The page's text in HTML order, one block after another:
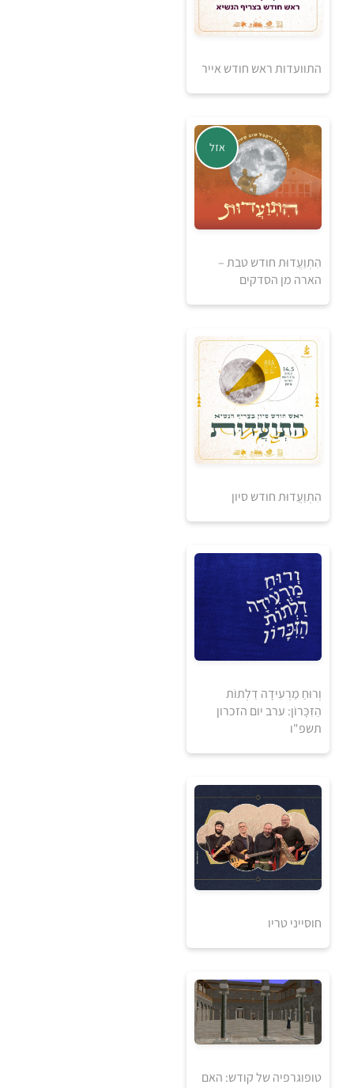
50
למידע ולרכישה
50
₪
למידע ולרכישה
התוועדות ראש חודש אייר
אזל
הִתְוַעֲדוּת חודש טבת –
הארה מן הסדקים
50
₪
הִתְוַעֲדוּת חודש סיון
0
₪
למידע ולרכישה
וְרוּחַ מַרְעִידָה דַלְתוֹת
הַזִּכָּרוֹן: ערב יום הזכרון
תשפ"ו
חוסייני טריו
טופוגרפיה של קודש: האם